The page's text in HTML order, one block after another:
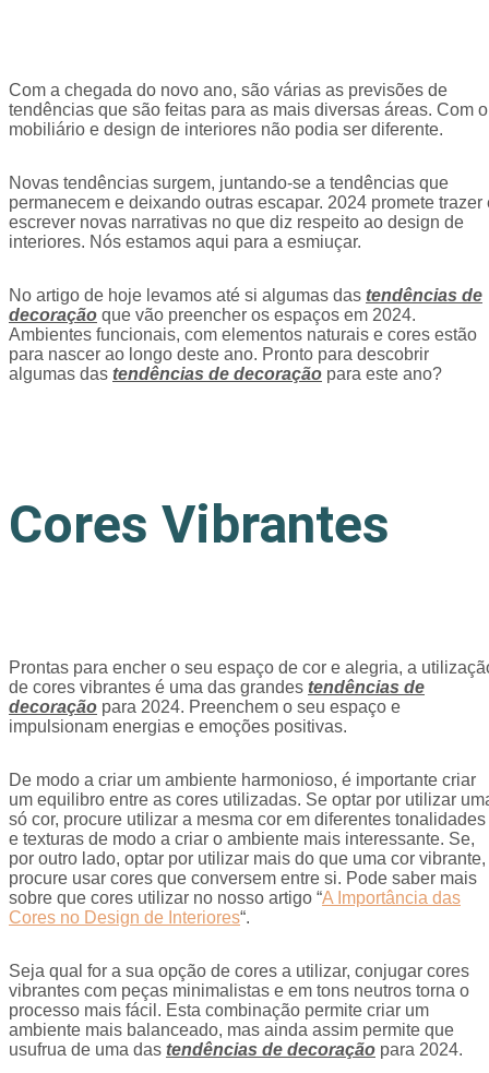
Com a chegada do novo ano, são várias as previsões de
tendências que são feitas para as mais diversas áreas. Com o
mobiliário e design de interiores não podia ser diferente.
Novas tendências surgem, juntando-se a tendências que
permanecem e deixando outras escapar. 2024 promete trazer
escrever novas narrativas no que diz respeito ao design de
interiores. Nós estamos aqui para a esmiuçar.
No artigo de hoje levamos até si algumas das tendências de
decoração que vão preencher os espaços em 2024.
Ambientes funcionais, com elementos naturais e cores estão
para nascer ao longo deste ano. Pronto para descobrir
algumas das tendências de decoração para este ano?
Cores Vibrantes
Prontas para encher o seu espaço de cor e alegria, a
de cores vibrantes é uma das grandes tendências de
decoração para 2024. Preenchem o seu espaço e
impulsionam energias e emoções positivas.
De modo a criar um ambiente harmonioso, é importante criar
um equilibro entre as cores utilizadas. Se optar por utilizar
só cor, procure utilizar a mesma cor em diferentes tonalidades
e texturas de modo a criar o ambiente mais interessante. Se,
por outro lado, optar por utilizar mais do que uma cor vibrante,
procure usar cores que conversem entre si. Pode saber mais
sobre que cores utilizar no nosso artigo “A Importância das
Cores no Design de Interiores“.
Seja qual for a sua opção de cores a utilizar, conjugar cores
vibrantes com peças minimalistas e em tons neutros torna o
processo mais fácil. Esta combinação permite criar um
ambiente mais balanceado, mas ainda assim permite que
usufrua de uma das tendências de decoração para 2024.